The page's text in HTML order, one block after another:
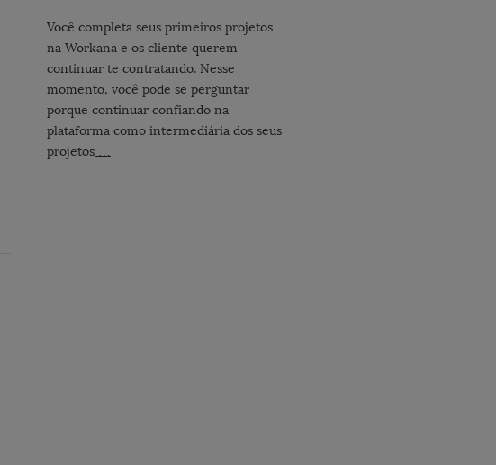
Você completa seus primeiros projetos
na Workana e os cliente querem
continuar te contratando. Nesse
momento, você pode se perguntar
porque continuar confiando na
plataforma como intermediária dos seus
projetos …